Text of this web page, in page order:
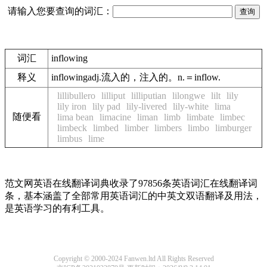
请输入您要查询的词汇：
词汇
inflowing
释义
inflowingadj.流入的，注入的。n.＝inflow.
随便看
lillibullero lilliput lilliputian lilongwe lilt lily
lily iron
lily pad lily-livered lily-white lima
lima bean
limacine liman limb limbate limbec
limbeck
limbed limber limbers limbo limburger
limbus lime
范文网英语在线翻译词典收录了97856条英语词汇在线翻译词
条，基本涵盖了全部常用英语词汇的中英文双语翻译及用法，
是英语学习的有利工具。
Copyright © 2000-2024 Fanwen.ltd All Rights Reserved